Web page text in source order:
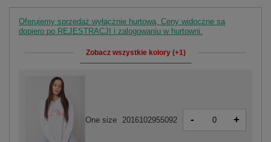
Oferujemy sprzedaż wyłącznie hurtową. Ceny widoczne są
dopiero po REJESTRACJI i zalogowaniu w hurtowni.
Zobacz wszystkie kolory (+1)
One size 2016102955092 - +